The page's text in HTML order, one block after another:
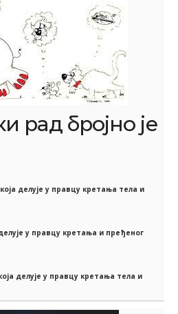
рад бројно је
делује у правцу кретања тела и
у правцу кретања и пређеног
делује у правцу кретања тела и